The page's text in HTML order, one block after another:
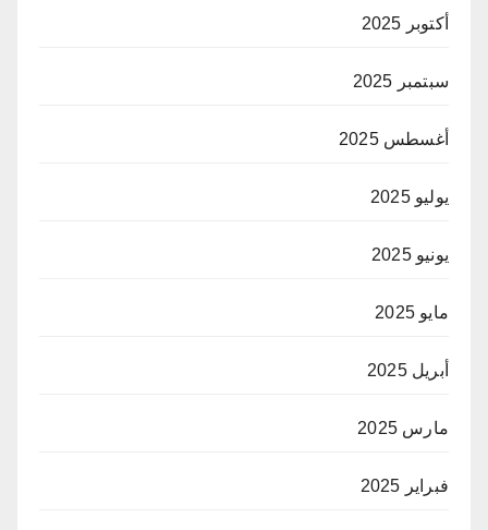
أكتوبر 2025
سبتمبر 2025
أغسطس 2025
يوليو 2025
يونيو 2025
مايو 2025
أبريل 2025
مارس 2025
فبراير 2025